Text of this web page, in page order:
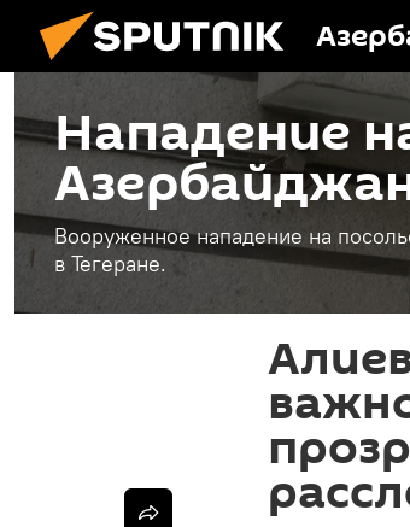
Нападение
Вооруженное нападение на
в Тегеране.